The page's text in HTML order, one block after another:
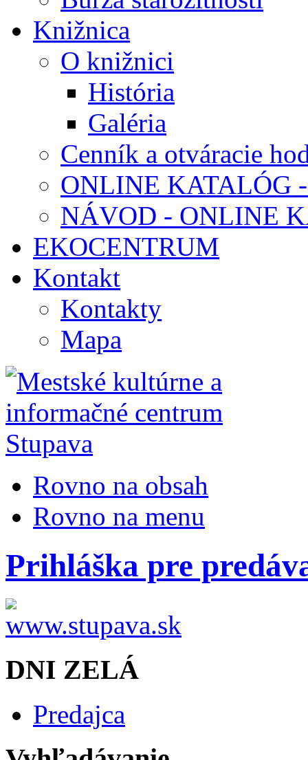
Knižnica
O knižnici
História
Galéria
Cenník a otváracie
ONLINE KATALÓG
NÁVOD - ONLINE
EKOCENTRUM
Kontakt
Kontakty
Mapa
Rovno na obsah
Rovno na menu
Prihláška pre
DNI ZELÁ
Predajca